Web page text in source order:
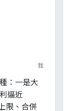
我
：一是大
逼近
限、合併